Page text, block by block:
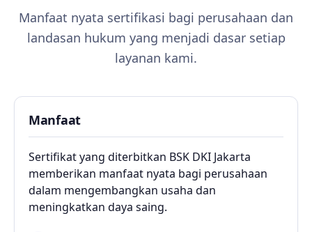
Manfaat nyata sertifikasi bagi perusahaan dan
landasan hukum yang menjadi dasar setiap
layanan kami.
Manfaat
Sertifikat yang diterbitkan BSK DKI Jakarta
memberikan manfaat nyata bagi perusahaan
dalam mengembangkan usaha dan
meningkatkan daya saing.